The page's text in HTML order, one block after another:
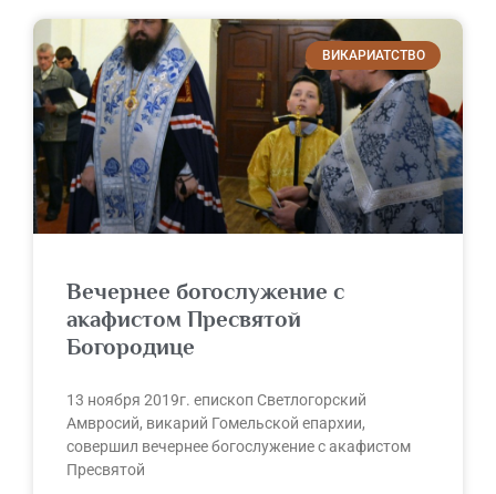
ВИКАРИАТСТВО
Вечернее богослужение с
акафистом Пресвятой
Богородице
13 ноября 2019г. епископ Светлогорский
Амвросий, викарий Гомельской епархии,
совершил вечернее богослужение с акафистом
Пресвятой